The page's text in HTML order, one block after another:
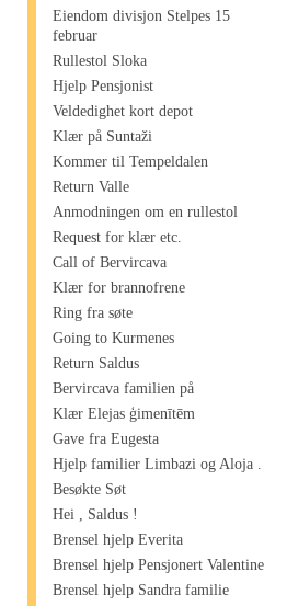
Eiendom divisjon Stelpes 15
februar
Rullestol Sloka
Hjelp Pensjonist
Veldedighet kort depot
Klær på Suntaži
Kommer til Tempeldalen
Return Valle
Anmodningen om en rullestol
Request for klær etc.
Call of Bervircava
Klær for brannofrene
Ring fra søte
Going to Kurmenes
Return Saldus
Bervircava familien på
Klær Elejas ģimenītēm
Gave fra Eugesta
Hjelp familier Limbazi og Aloja .
Besøkte Søt
Hei , Saldus !
Brensel hjelp Everita
Brensel hjelp Pensjonert Valentine
Brensel hjelp Sandra familie